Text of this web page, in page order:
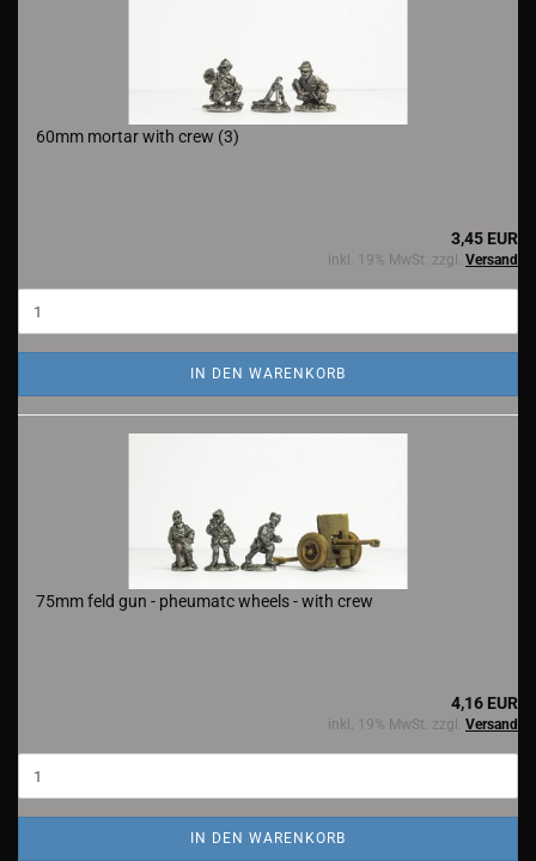
60mm mortar with crew (3)
3,45 EUR
inkl. 19% MwSt. zzgl. Versand
IN DEN WARENKORB
75mm feld gun - pheumatc wheels - with crew
4,16 EUR
inkl. 19% MwSt. zzgl. Versand
IN DEN WARENKORB